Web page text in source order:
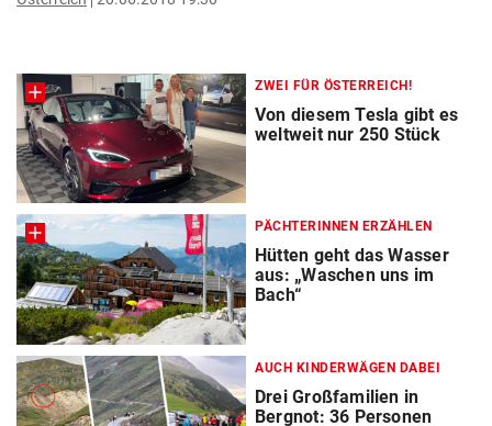
ZWEI FÜR ÖSTERREICH!
Von diesem Tesla gibt es
weltweit nur 250 Stück
PÄCHTERINNEN ERZÄHLEN
Hütten geht das Wasser
aus: „Waschen uns im
Bach“
AUCH KINDERWÄGEN DABEI
Drei Großfamilien in
Bergnot: 36 Personen